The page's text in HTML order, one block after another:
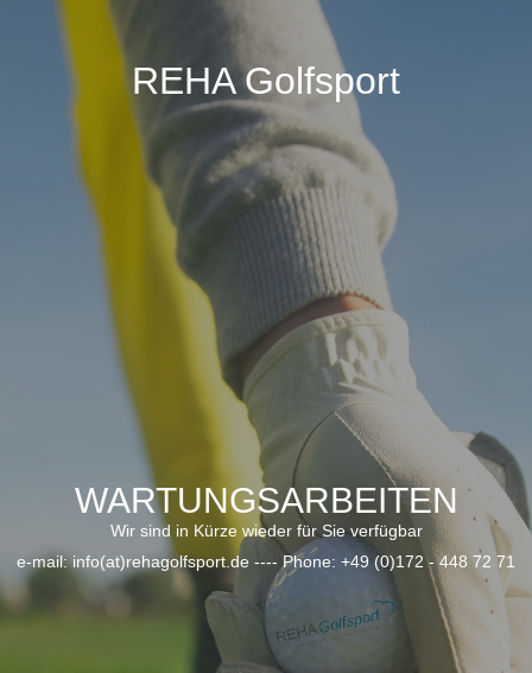
REHA Golfsport
WARTUNGSARBEITEN
Wir sind in Kürze wieder für Sie verfügbar
e-mail: info(at)rehagolfsport.de ---- Phone: +49 (0)172 - 448 72 71